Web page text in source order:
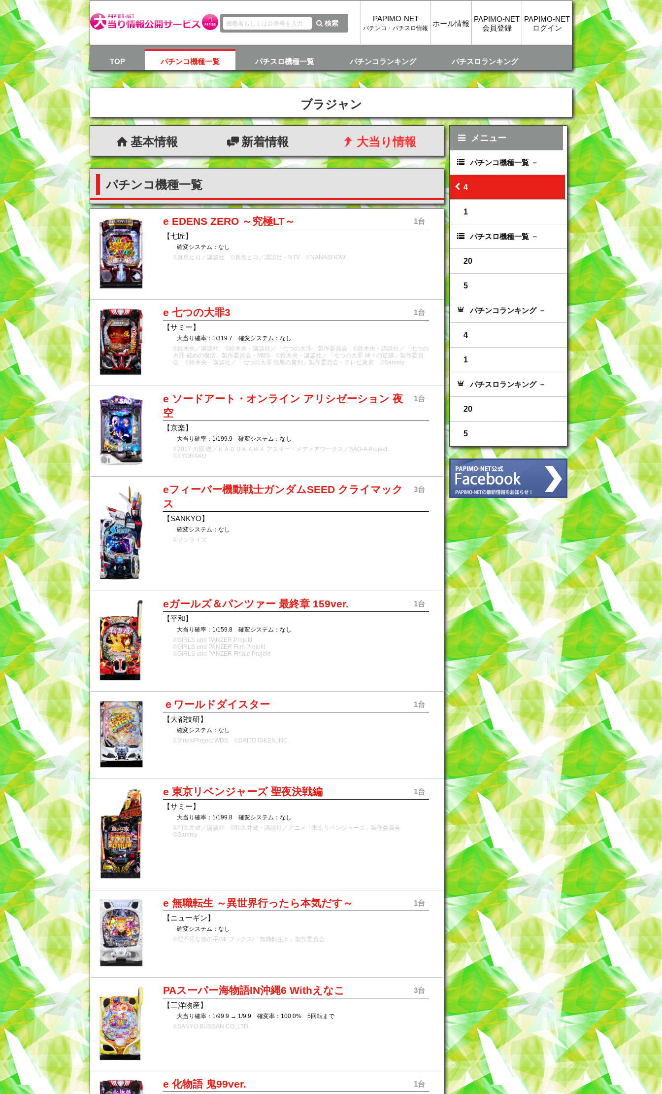
検索
PAPIMO-NET
ログイン
PAPIMO-NET
会員登録
ホール情報
PAPIMO-NET
パチンコ・パチスロ情報
TOP パチンコ機種一覧 パチスロ機種一覧 パチンコランキング パチスロランキング
ブラジャン
基本情報 新着情報 大当り情報
パチンコ機種一覧
1台
e EDENS ZERO ～究極LT～
【七匠】
確変システム：なし
©真島ヒロ／講談社 ©真島ヒロ／講談社・NTV ©NANASHOW
1台
e 七つの大罪3
【サミー】
大当り確率：1/319.7 確変システム：なし
©鈴木央／講談社 ©鈴木央・講談社／「七つの大罪」製作委員会 ©鈴木央・講談社／「七つの
大罪 戒めの復活」製作委員会・MBS ©鈴木央・講談社／「七つの大罪 神々の逆鱗」製作委員
会 ©鈴木央・講談社／「七つの大罪 憤怒の審判」製作委員会・テレビ東京 ©Sammy
1台
e ソードアート・オンライン アリシゼーション 夜
空
【京楽】
大当り確率：1/199.9 確変システム：なし
©2017 川原 礫／ＫＡＤＯＫＡＷＡ アスキー・メディアワークス／SAO-A Project
©KYORAKU
3台
eフィーバー機動戦士ガンダムSEED クライマック
ス
【SANKYO】
確変システム：なし
©サンライズ
1台
eガールズ＆パンツァー 最終章 159ver.
【平和】
大当り確率：1/159.8 確変システム：なし
©GIRLS und PANZER Projekt
©GIRLS und PANZER Film Projekt
©GIRLS und PANZER Finale Projekt
1台
ｅワールドダイスター
【大都技研】
確変システム：なし
©Sirius/Project WDS ©DAITO GIKEN,INC.
1台
e 東京リベンジャーズ 聖夜決戦編
【サミー】
大当り確率：1/199.8 確変システム：なし
©和久井健／講談社 ©和久井健・講談社／アニメ「東京リベンジャーズ」製作委員会
©Sammy
1台
e 無職転生 ～異世界行ったら本気だす～
【ニューギン】
確変システム：なし
©理不尽な孫の手/MFブックス/「無職転生Ⅱ」製作委員会
3台
PAスーパー海物語IN沖縄6 Withえなこ
【三洋物産】
大当り確率：1/99.9 → 1/9.9 確変率：100.0% 5回転まで
©SANYO BUSSAN CO.,LTD.
1台
e 化物語 鬼99ver.
メニュー
パチンコ機種一覧
4
1
パチスロ機種一覧
20
5
パチンコランキング
4
1
パチスロランキング
20
5